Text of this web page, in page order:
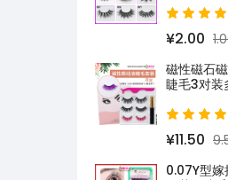
¥2.00
磁性磁石
睫毛3对装
¥11.50
0.07Y型嫁